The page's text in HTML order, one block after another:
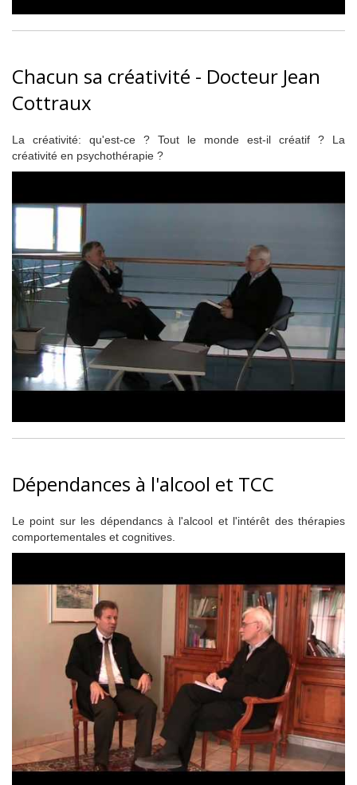
Chacun sa créativité - Docteur Jean
Cottraux
La créativité: qu'est-ce ? Tout le monde est-il créatif ? La
créativité en psychothérapie ?
Dépendances à l'alcool et TCC
Le point sur les dépendancs à l'alcool et l'intérêt des thérapies
comportementales et cognitives.